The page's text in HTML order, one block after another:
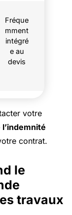
Fréque
mment
intégré
e au
devis
votre
contrat.
le
travaux